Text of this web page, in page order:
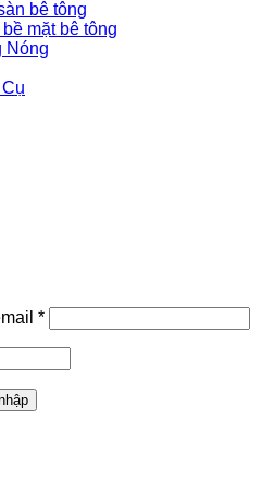
bê tông
mặt bê tông
Nóng
*Bắt
buộc